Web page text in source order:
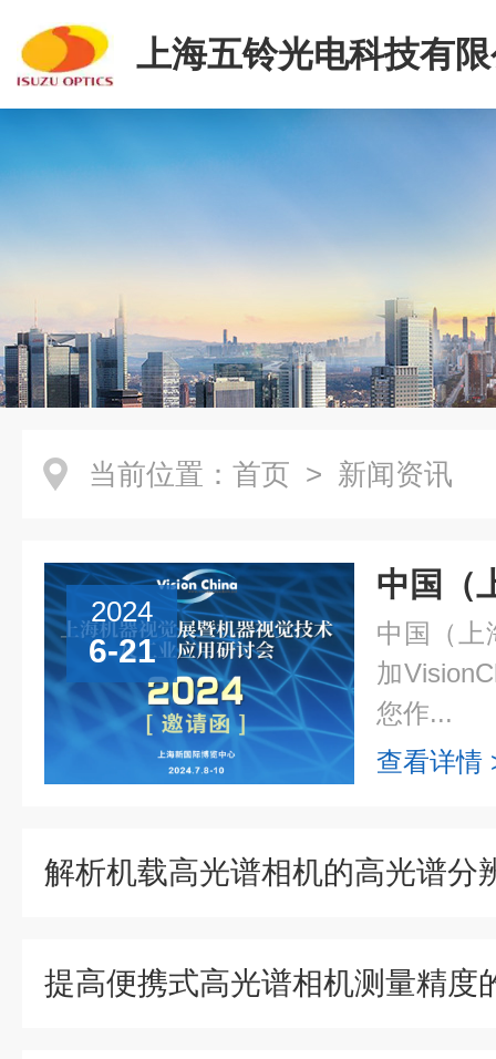
上海五铃光电科技有
当前位置： 首页 > 新闻资讯
2024
6-21
中国（上
加
您作...
查看详情
解析机载高光谱相机的高光谱分
提高便携式高光谱相机测量精度